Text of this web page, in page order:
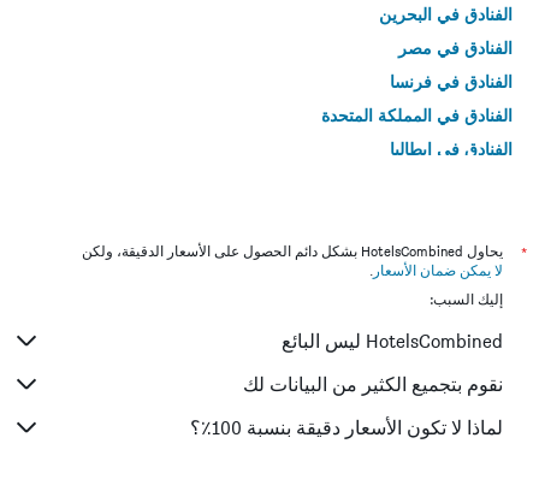
الفنادق في البحرين
الفنادق في مصر
الفنادق في فرنسا
الفنادق في المملكة المتحدة
الفنادق في إيطاليا
*
يحاول HotelsCombined بشكل دائم الحصول على الأسعار الدقيقة، ولكن
لا يمكن ضمان الأسعار .
إليك السبب:
HotelsCombined ليس البائع
نقوم بتجميع الكثير من البيانات لك
لماذا لا تكون الأسعار دقيقة بنسبة 100٪؟